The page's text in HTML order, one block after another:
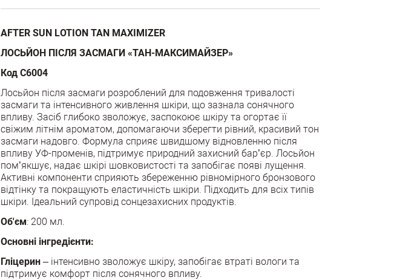
AFTER SUN LOTION TAN MAXIMIZER
ЛОСЬЙОН ПІСЛЯ ЗАСМАГИ «ТАН-МАКСИМАЙЗЕР»
Код С6004
Лосьйон після засмаги розроблений для подовження тривалості
засмаги та інтенсивного живлення шкіри, що зазнала сонячного
впливу. Засіб глибоко зволожує, заспокоює шкіру та огортає її
свіжим літнім ароматом, допомагаючи зберегти рівний, красивий тон
засмаги надовго. Формула сприяє швидшому відновленню після
впливу УФ-променів, підтримує природний захисний бар’єр. Лосьйон
пом’якшує, надає шкірі шовковистості та запобігає появі лущення.
Активні компоненти сприяють збереженню рівномірного бронзового
відтінку та покращують еластичність шкіри. Підходить для всіх типів
шкіри. Ідеальний супровід сонцезахисних продуктів.
Об'єм: 200 мл.
Основні інгредієнти:
Гліцерин – інтенсивно зволожує шкіру, запобігає втраті вологи та
підтримує комфорт після сонячного впливу.